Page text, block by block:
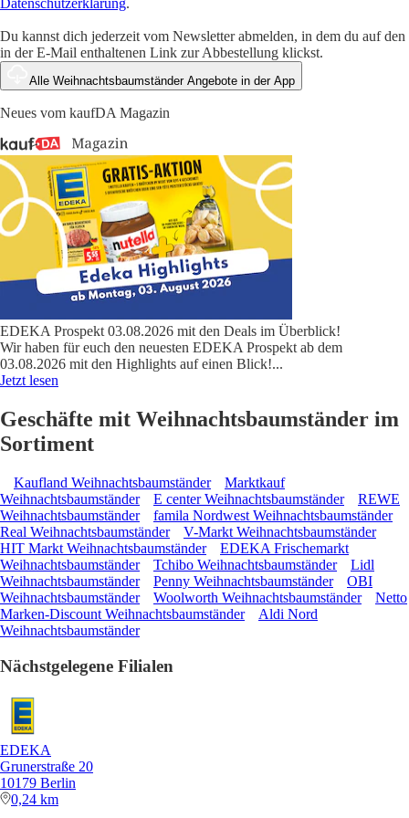
Datenschutzerklärung.
Du kannst dich jederzeit vom Newsletter abmelden, in dem du auf den
in der E-Mail enthaltenen Link zur Abbestellung klickst.
Alle Weihnachtsbaumständer Angebote in der App
Neues vom kaufDA Magazin
EDEKA Prospekt 03.08.2026 mit den Deals im Überblick!
Wir haben für euch den neuesten EDEKA Prospekt ab dem
03.08.2026 mit den Highlights auf einen Blick!...
Jetzt lesen
Geschäfte mit Weihnachtsbaumständer im
Sortiment
Kaufland Weihnachtsbaumständer
Marktkauf
Weihnachtsbaumständer
E center Weihnachtsbaumständer
REWE
Weihnachtsbaumständer
famila Nordwest Weihnachtsbaumständer
Real Weihnachtsbaumständer
V-Markt Weihnachtsbaumständer
HIT Markt Weihnachtsbaumständer
EDEKA Frischemarkt
Weihnachtsbaumständer
Tchibo Weihnachtsbaumständer
Lidl
Weihnachtsbaumständer
Penny Weihnachtsbaumständer
OBI
Weihnachtsbaumständer
Woolworth Weihnachtsbaumständer
Netto
Marken-Discount Weihnachtsbaumständer
Aldi Nord
Weihnachtsbaumständer
Nächstgelegene Filialen
EDEKA
Grunerstraße 20
10179 Berlin
0,24 km